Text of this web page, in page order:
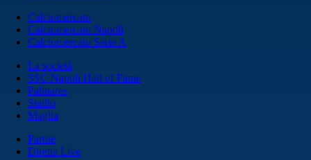
Calciomercato
Calciomercato Napoli
Calciomercato Serie A
La società
SSC Napoli Hall of Fame
Palmares
Stadio
Maglia
Partite
Diretta Live